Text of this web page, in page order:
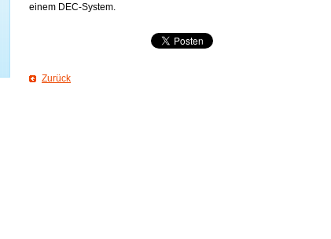
einem DEC-System.
Zurück